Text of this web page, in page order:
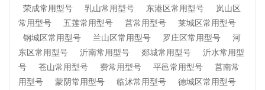
荣成常用型号
乳山常用型号 东港区常用型号
岚山区
常用型号
五莲常用型号 莒常用型号
莱城区常用型号
钢城区常用型号
兰山区常用型号 罗庄区常用型号
河
东区常用型号
沂南常用型号 郯城常用型号
沂水常用型
号
苍山常用型号 费常用型号 平邑常用型号
莒南常
用型号
蒙阴常用型号 临沭常用型号
德城区常用型号